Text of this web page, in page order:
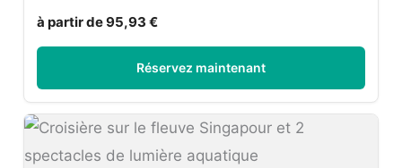
à partir de 95,93 €
Réservez maintenant